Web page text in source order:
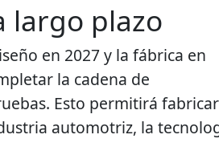
largo plazo
en 2027 y la fábrica en
la cadena de
Esto permitirá fabricar
automotriz, la